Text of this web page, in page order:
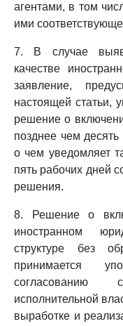
агентами, в том
ими
7. В случае
качестве
заявление,
настоящей статьи,
решение о
позднее чем
о чем уведомляет
пять рабочих дней
решения.
8. Решение о
иностранном
структуре без
принимается
исполнительной
выработке и